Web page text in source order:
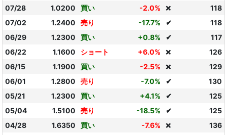
07/28
1.0200 買い -2.0% ❌
118
07/02
1.2400 売り -17.7% ✔
118
06/29
1.2300 買い +0.8% ✔
117
06/22
1.1600 ショート +6.0% ❌
126
06/15
1.1900 買い -2.5% ❌
129
06/01
1.2800 売り -7.0% ✔
130
05/21
1.2300 買い +4.1% ✔
125
05/04
1.5100 売り -18.5% ✔
125
04/28
1.6350 買い -7.6% ❌
136